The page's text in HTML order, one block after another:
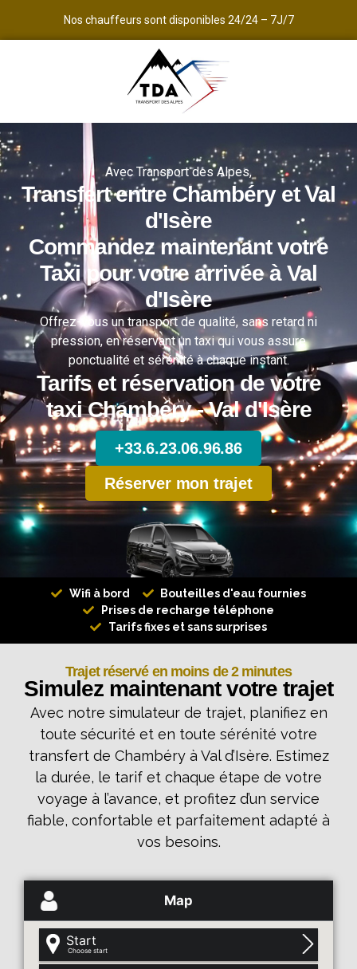
Nos chauffeurs sont disponibles 24/24 – 7J/7
Avec Transport des Alpes,
Transfert entre Chambéry et Val
d'Isère
Commandez maintenant votre
Taxi pour votre arrivée à Val
d'Isère
Offrez-vous un transport de qualité, sans retard ni
pression, en réservant un taxi qui vous assure
ponctualité et sérénité à chaque instant.
Tarifs et réservation de votre
taxi Chambéry - Val d'Isère
+33.6.23.06.96.86
Réserver mon trajet
Wifi à bord
Bouteilles d'eau fournies
Prises de recharge téléphone
Tarifs fixes et sans surprises
Trajet réservé en moins de 2 minutes
Simulez maintenant votre trajet
Avec notre simulateur de trajet, planifiez en
toute sécurité et en toute sérénité votre
transfert de Chambéry à Val d’Isère. Estimez
la durée, le tarif et chaque étape de votre
voyage à l’avance, et profitez d’un service
fiable, confortable et parfaitement adapté à
vos besoins.